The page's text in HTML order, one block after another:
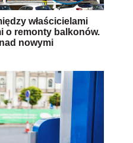
właścicielami
o remonty balkonów.
nowymi